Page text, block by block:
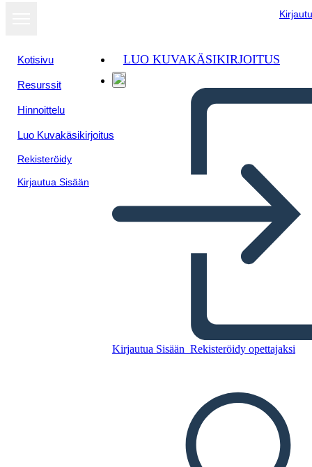
Kotisivu
Resurssit
Hinnoittelu
Luo Kuvakäsikirjoitus
Rekisteröidy
Kirjautua Sisään
LUO KUVAKÄSIKIRJOITUS
Kirjautua Sisään Rekisteröidy opettajaksi
Hamilton
LUO KUVAKÄSIKIRJOITUS
TOISTA DIAESITYS
LUE MINULLE